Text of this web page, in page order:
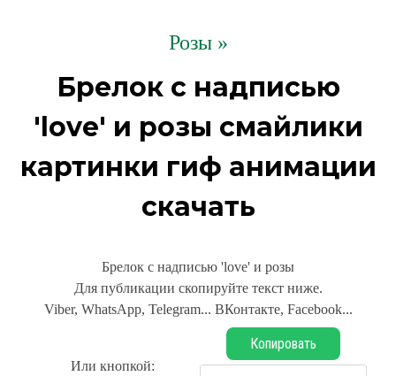
Розы »
Брелок с надписью
'love' и розы смайлики
картинки гиф анимации
скачать
Брелок с надписью 'love' и розы
Для публикации скопируйте текст ниже.
Viber, WhatsApp, Telegram... ВКонтакте, Facebook...
Или кнопкой:
Копировать